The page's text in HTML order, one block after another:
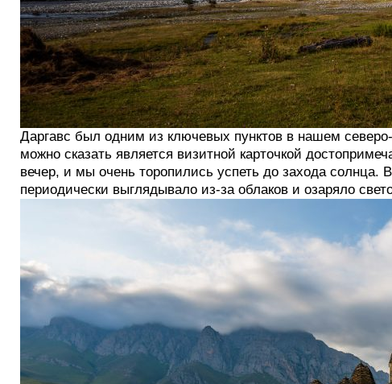
Даргавс был одним из ключевых пунктов в нашем
можно сказать является визитной карточкой
вечер, и мы очень торопились успеть до захода солнца.
периодически выглядывало из-за облаков и озаряло